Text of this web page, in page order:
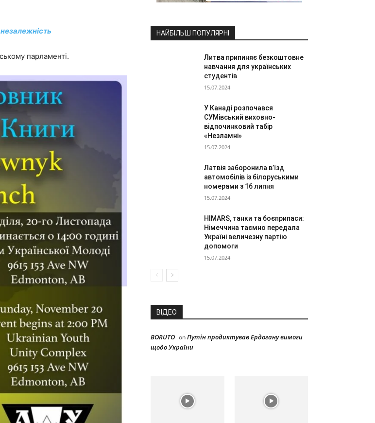
парламенті.
НАЙБІЛЬШ ПОПУЛЯРНІ
Литва припиняє безкоштовне
навчання для українських
студентів
15.07.2024
У Канаді розпочався
СУМівський виховно-
відпочинковий табір
«Незламні»
15.07.2024
Латвія заборонила в’їзд
автомобілів із білоруськими
номерами з 16 липня
15.07.2024
HIMARS, танки та боєприпаси:
Німеччина таємно передала
Україні величезну партію
допомоги
15.07.2024
ВІДЕО
BORUTO onПутін продиктував Ердогану вимоги
щодо України